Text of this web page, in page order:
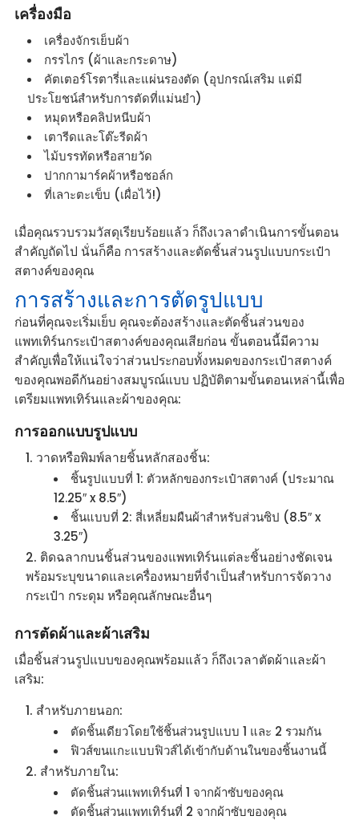
เครื่องมือ
เครื่องจักรเย็บผ้า
กรรไกร (ผ้าและกระดาษ)
คัตเตอร์โรตารี่และแผ่นรองตัด (อุปกรณ์เสริม แต่มี
ประโยชน์สำหรับการตัดที่แม่นยำ)
หมุดหรือคลิปหนีบผ้า
เตารีดและโต๊ะรีดผ้า
ไม้บรรทัดหรือสายวัด
ปากกามาร์คผ้าหรือชอล์ก
ที่เลาะตะเข็บ (เผื่อไว้!)
เมื่อคุณรวบรวมวัสดุเรียบร้อยแล้ว ก็ถึงเวลาดำเนินการขั้นตอน
สำคัญถัดไป นั่นก็คือ การสร้างและตัดชิ้นส่วนรูปแบบกระเป๋า
สตางค์ของคุณ
การสร้างและการตัดรูปแบบ
ก่อนที่คุณจะเริ่มเย็บ คุณจะต้องสร้างและตัดชิ้นส่วนของ
แพทเทิร์นกระเป๋าสตางค์ของคุณเสียก่อน ขั้นตอนนี้มีความ
สำคัญเพื่อให้แน่ใจว่าส่วนประกอบทั้งหมดของกระเป๋าสตางค์
ของคุณพอดีกันอย่างสมบูรณ์แบบ ปฏิบัติตามขั้นตอนเหล่านี้เพื่อ
เตรียมแพทเทิร์นและผ้าของคุณ:
การออกแบบรูปแบบ
วาดหรือพิมพ์ลายชิ้นหลักสองชิ้น:
ชิ้นรูปแบบที่ 1: ตัวหลักของกระเป๋าสตางค์ (ประมาณ
12.25″ x 8.5″)
ชิ้นแบบที่ 2: สี่เหลี่ยมผืนผ้าสำหรับส่วนซิป (8.5″ x
3.25″)
ติดฉลากบนชิ้นส่วนของแพทเทิร์นแต่ละชิ้นอย่างชัดเจน
พร้อมระบุขนาดและเครื่องหมายที่จำเป็นสำหรับการจัดวาง
กระเป๋า กระดุม หรือคุณลักษณะอื่นๆ
การตัดผ้าและผ้าเสริม
เมื่อชิ้นส่วนรูปแบบของคุณพร้อมแล้ว ก็ถึงเวลาตัดผ้าและผ้า
เสริม:
สำหรับภายนอก:
ตัดชิ้นเดียวโดยใช้ชิ้นส่วนรูปแบบ 1 และ 2 รวมกัน
ฟิวส์ขนแกะแบบฟิวส์ได้เข้ากับด้านในของชิ้นงานนี้
สำหรับภายใน:
ตัดชิ้นส่วนแพทเทิร์นที่ 1 จากผ้าซับของคุณ
ตัดชิ้นส่วนแพทเทิร์นที่ 2 จากผ้าซับของคุณ